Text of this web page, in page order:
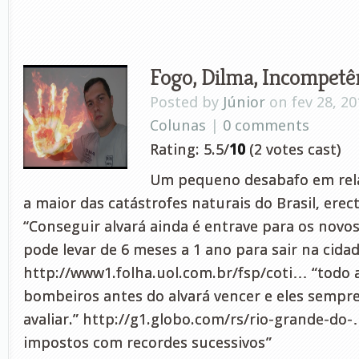
Fogo, Dilma,
Posted by Júnior on fev 28,
Colunas | 0 comments
Rating: 5.5/10 (2 votes cast)
Um pequeno desabafo em
a maior das catástrofes naturais do Brasil,
“Conseguir alvará ainda é entrave para os
pode levar de 6 meses a 1 ano para sair na
http://www1.folha.uol.com.br/fsp/coti… “todo
bombeiros antes do alvará vencer e eles
avaliar.” http://g1.globo.com/rs/rio-grande-do-
impostos com recordes sucessivos”